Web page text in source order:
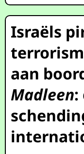
Israëls
aan
Madleen: